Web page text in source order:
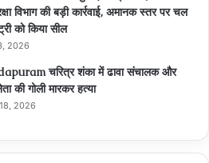
विभाग की बड़ी कार्रवाई, अमानक स्तर पर चल
को किया सील
2026
चरित्र शंका में ढावा संचालक और
की गोली मारकर हत्या
2026